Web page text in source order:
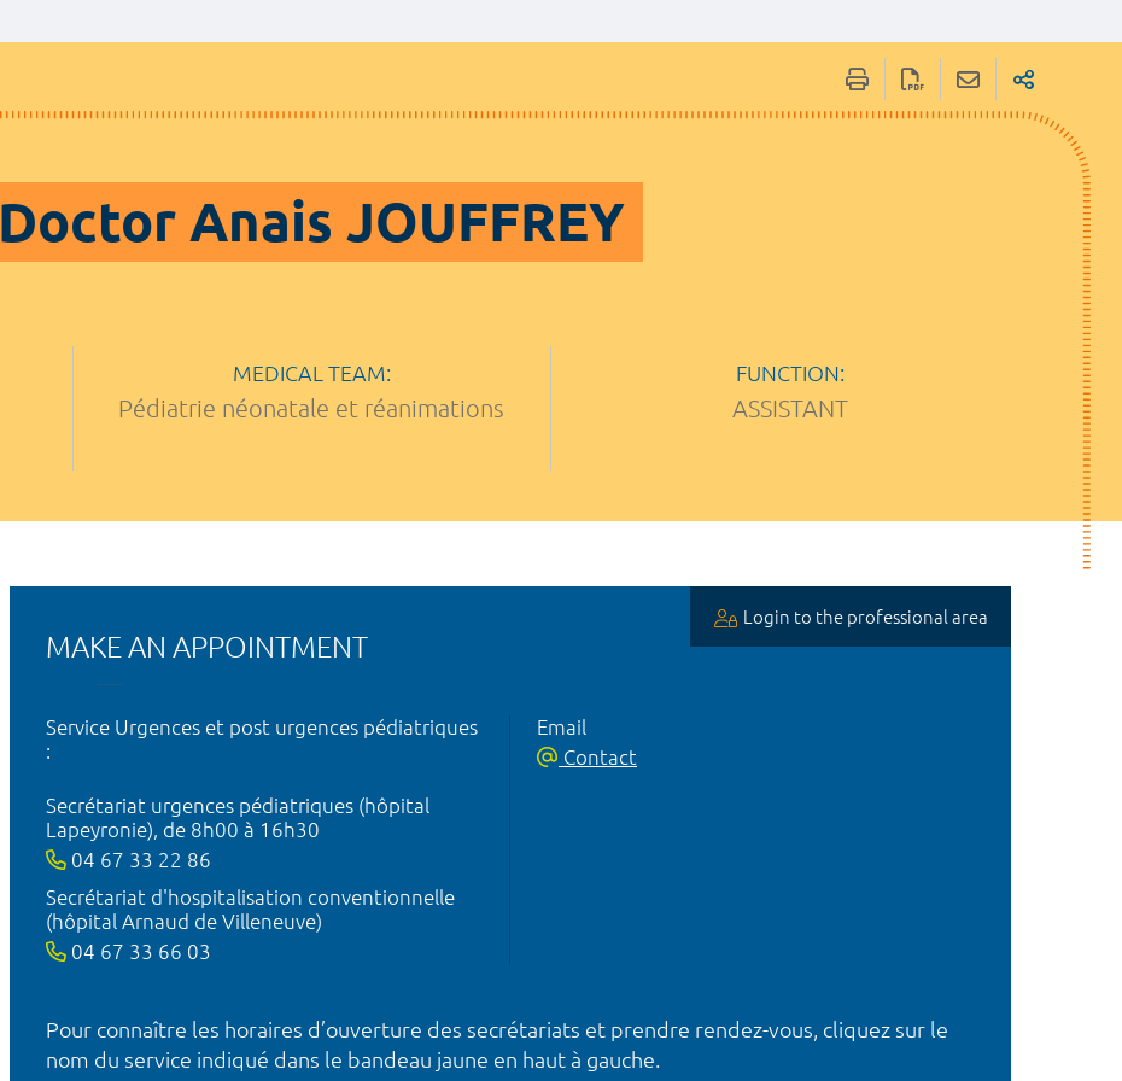
Doctor Anais JOUFFREY
MEDICAL TEAM:
Pédiatrie néonatale et réanimations
FUNCTION:
ASSISTANT
MAKE AN APPOINTMENT
Login to the professional area
Service Urgences et post urgences pédiatriques
:
Secrétariat urgences pédiatriques (hôpital
Lapeyronie), de 8h00 à 16h30
04 67 33 22 86
Secrétariat d'hospitalisation conventionnelle
(hôpital Arnaud de Villeneuve)
04 67 33 66 03
Email
Contact
Pour connaître les horaires d’ouverture des secrétariats et prendre rendez-vous, cliquez sur le
nom du service indiqué dans le bandeau jaune en haut à gauche.